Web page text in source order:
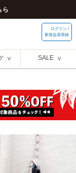
ら
ログイン /
新規会員登録
SALE